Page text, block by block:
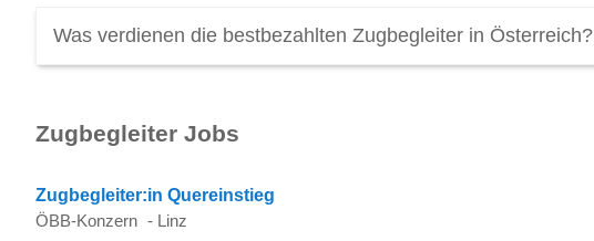
Was verdienen die bestbezahlten Zugbegleiter in Österreich?
Zugbegleiter Jobs
Zugbegleiter:in Quereinstieg
ÖBB-Konzern - Linz